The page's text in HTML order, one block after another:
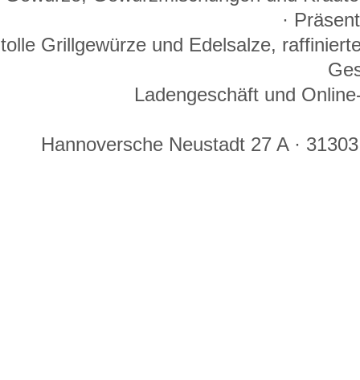
·
tolle Grillgewürze und Edelsalze,
Ladengeschäft und
Hannoversche Neustadt 27 A ·